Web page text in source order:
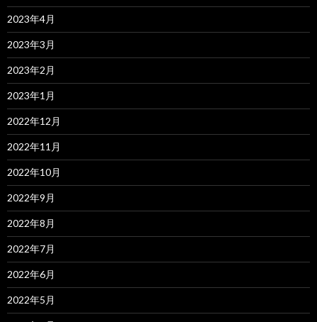
2023年4月
2023年3月
2023年2月
2023年1月
2022年12月
2022年11月
2022年10月
2022年9月
2022年8月
2022年7月
2022年6月
2022年5月